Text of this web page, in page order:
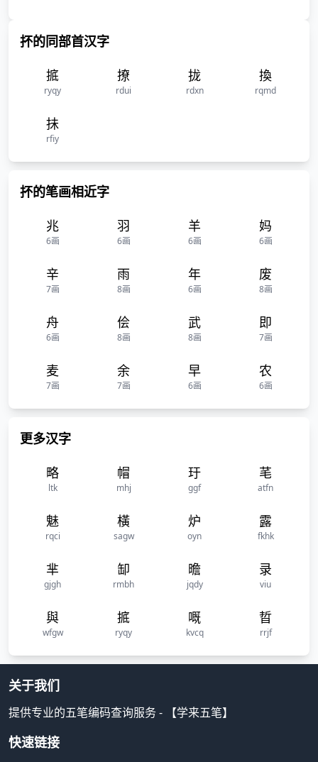
抔的同部首汉字
掋
ryqy
撩
rdui
拢
rdxn
換
rqmd
抺
rfiy
抔的笔画相近字
兆
6画
羽
6画
羊
6画
妈
6画
辛
7画
雨
8画
年
6画
废
8画
舟
6画
侩
8画
武
8画
即
7画
麦
7画
余
7画
早
6画
农
6画
更多汉字
略
ltk
帽
mhj
玗
ggf
芼
atfn
魅
rqci
橫
sagw
炉
oyn
露
fkhk
芈
gjgh
缷
rmbh
曕
jqdy
录
viu
與
wfgw
掋
ryqy
嘅
kvcq
晢
rrjf
关于我们
提供专业的五笔编码查询服务 - 【学来五笔】
快速链接